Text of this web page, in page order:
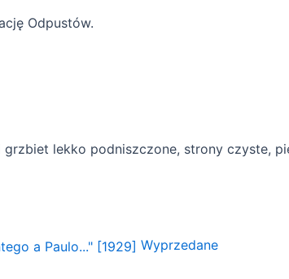
Odpustów.
lekko podniszczone, strony czyste,
Wyprzedane